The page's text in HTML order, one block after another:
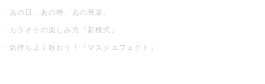
あの日、あの時、あの音楽。
カラオケの楽しみ方『新様式』
気持ちよく歌おう！『マスクエフェクト』